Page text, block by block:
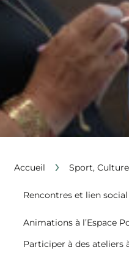
Accueil › Sport,
Rencontres et lien social
Animations à l’Espace
Participer à des ateliers